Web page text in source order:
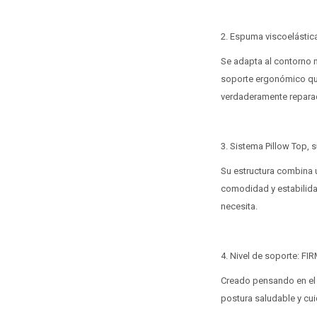
2. Espuma
Se adapta al contorno
soporte ergonómico
verdaderamente
3. Sistema Pillow Top,
Su estructura combina
comodidad y
necesita.
4. Nivel de soporte:
Creado pensando en
postura saludable y